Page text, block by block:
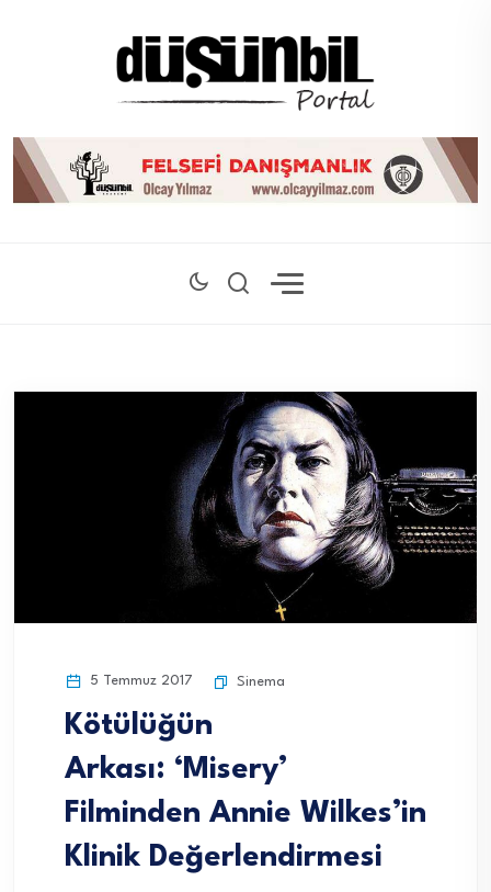
5 Temmuz 2017 Sinema
Kötülüğün
Arkası: ‘Misery’
Filminden Annie Wilkes’in
Klinik Değerlendirmesi